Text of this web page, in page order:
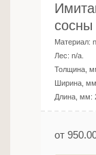
сосны
Материал:
Лес: n/a
Толщина,
Ширина,
Длина, мм:
от